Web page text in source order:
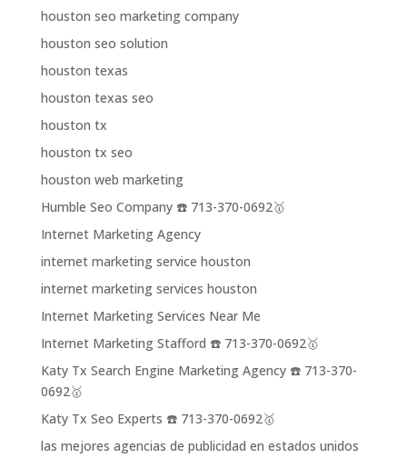
houston seo marketing company
houston seo solution
houston texas
houston texas seo
houston tx
houston tx seo
houston web marketing
Humble Seo Company ☎️ 713-370-0692🥇
Internet Marketing Agency
internet marketing service houston
internet marketing services houston
Internet Marketing Services Near Me
Internet Marketing Stafford ☎️ 713-370-0692🥇
Katy Tx Search Engine Marketing Agency ☎️ 713-370-
0692🥇
Katy Tx Seo Experts ☎️ 713-370-0692🥇
las mejores agencias de publicidad en estados unidos